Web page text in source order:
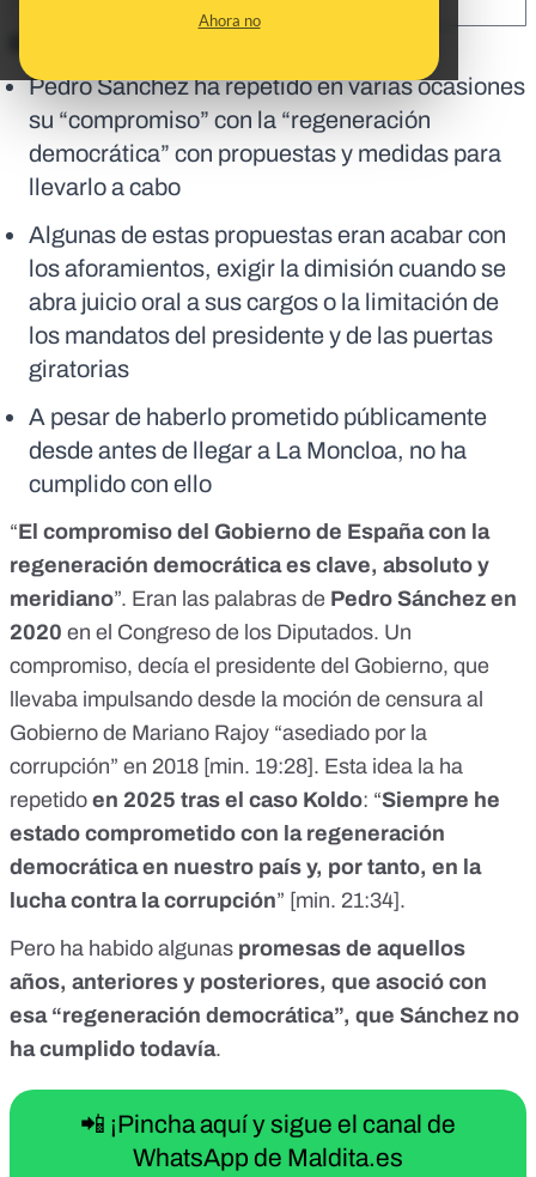
Ahora no
Pedro Sánchez ha repetido en varias ocasiones
su “compromiso” con la “regeneración
democrática” con propuestas y medidas para
llevarlo a cabo
Algunas de estas propuestas eran acabar con
los aforamientos, exigir la dimisión cuando se
abra juicio oral a sus cargos o la limitación de
los mandatos del presidente y de las puertas
giratorias
A pesar de haberlo prometido públicamente
desde antes de llegar a La Moncloa, no ha
cumplido con ello
“El compromiso del Gobierno de España con la
regeneración democrática es clave, absoluto y
meridiano”. Eran las palabras de Pedro Sánchez en
2020 en el Congreso de los Diputados. Un
compromiso, decía el presidente del Gobierno, que
llevaba impulsando desde la moción de censura al
Gobierno de Mariano Rajoy “asediado por la
corrupción” en 2018 [min. 19:28]. Esta idea la ha
repetido en 2025 tras el caso Koldo: “Siempre he
estado comprometido con la regeneración
democrática en nuestro país y, por tanto, en la
lucha contra la corrupción” [min. 21:34].
Pero ha habido algunas promesas de aquellos
años, anteriores y posteriores, que asoció con
esa “regeneración democrática”, que Sánchez no
ha cumplido todavía.
📲 ¡Pincha aquí y sigue el canal de
WhatsApp de Maldita.es